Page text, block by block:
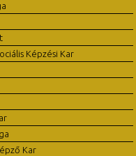
Képzési Kar
Kar